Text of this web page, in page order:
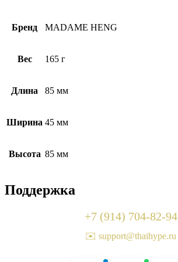
Бренд MADAME HENG
Вес 165 г
Длина 85 мм
Ширина 45 мм
Высота 85 мм
Поддержка
+7 (914) 704-82-94
✉️ support@thaihype.ru